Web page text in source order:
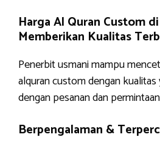
Harga Al Quran Custom
Memberikan Kualitas
Penerbit usmani mampu
alquran custom dengan
dengan pesanan dan
Berpengalaman &